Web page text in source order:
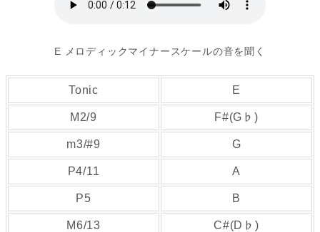
E メロディックマイナースケールの音を聞く
Tonic E
M2/9 F#(G♭)
m3/#9 G
P4/11 A
P5 B
M6/13 C#(D♭)